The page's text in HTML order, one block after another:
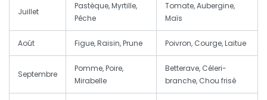
Juillet
Pastèque, Myrtille,
Pêche
Tomate, Aubergine,
Maïs
Août Figue, Raisin, Prune Poivron, Courge, Laitue
Septembre
Pomme, Poire,
Mirabelle
Betterave, Céleri-
branche, Chou frisé